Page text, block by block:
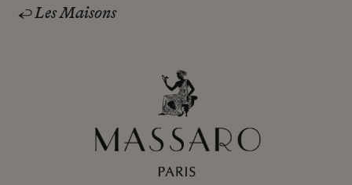
Les Maisons